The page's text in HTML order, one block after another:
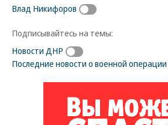
Влад Никифоров
Подписывайтесь на темы:
Новости ДНР
Последние новости о военной